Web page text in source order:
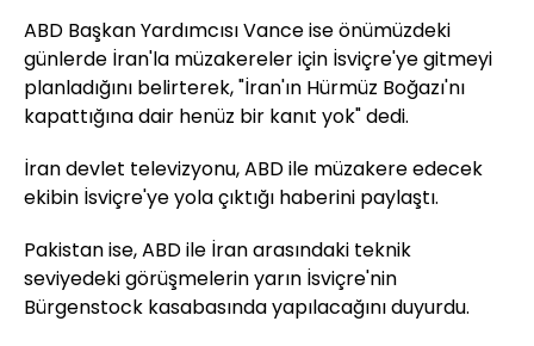
ABD Başkan Yardımcısı Vance ise önümüzdeki
günlerde İran'la müzakereler için İsviçre'ye gitmeyi
planladığını belirterek, "İran'ın Hürmüz Boğazı'nı
kapattığına dair henüz bir kanıt yok" dedi.
İran devlet televizyonu, ABD ile müzakere edecek
ekibin İsviçre'ye yola çıktığı haberini paylaştı.
Pakistan ise, ABD ile İran arasındaki teknik
seviyedeki görüşmelerin yarın İsviçre'nin
Bürgenstock kasabasında yapılacağını duyurdu.